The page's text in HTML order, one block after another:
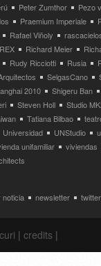
Peter Zumthor
Pezo
Praemium Imperiale
Rafael Viñoly
REX Richard Meier
Rudy Ricciotti Rusia
SelgasCano
2010
Shigeru Ban
Steven Holl
Studio
Tatiana Bilbao
Universidad UNStudio
unifamiliar
viviendas
noticia newsletter twitter
| credits |